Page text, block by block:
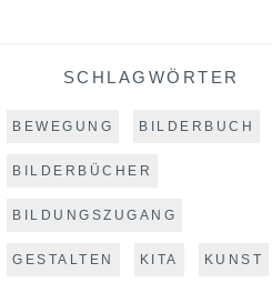
SCHLAGWÖRTER
BEWEGUNG BILDERBUCH
BILDERBÜCHER
BILDUNGSZUGANG
GESTALTEN KITA KUNST